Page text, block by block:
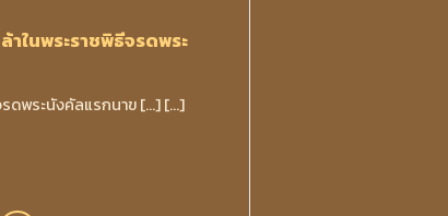
าในพระราชพิธีจรดพระ
ดพระนังคัลแรกนาข [...] [...]